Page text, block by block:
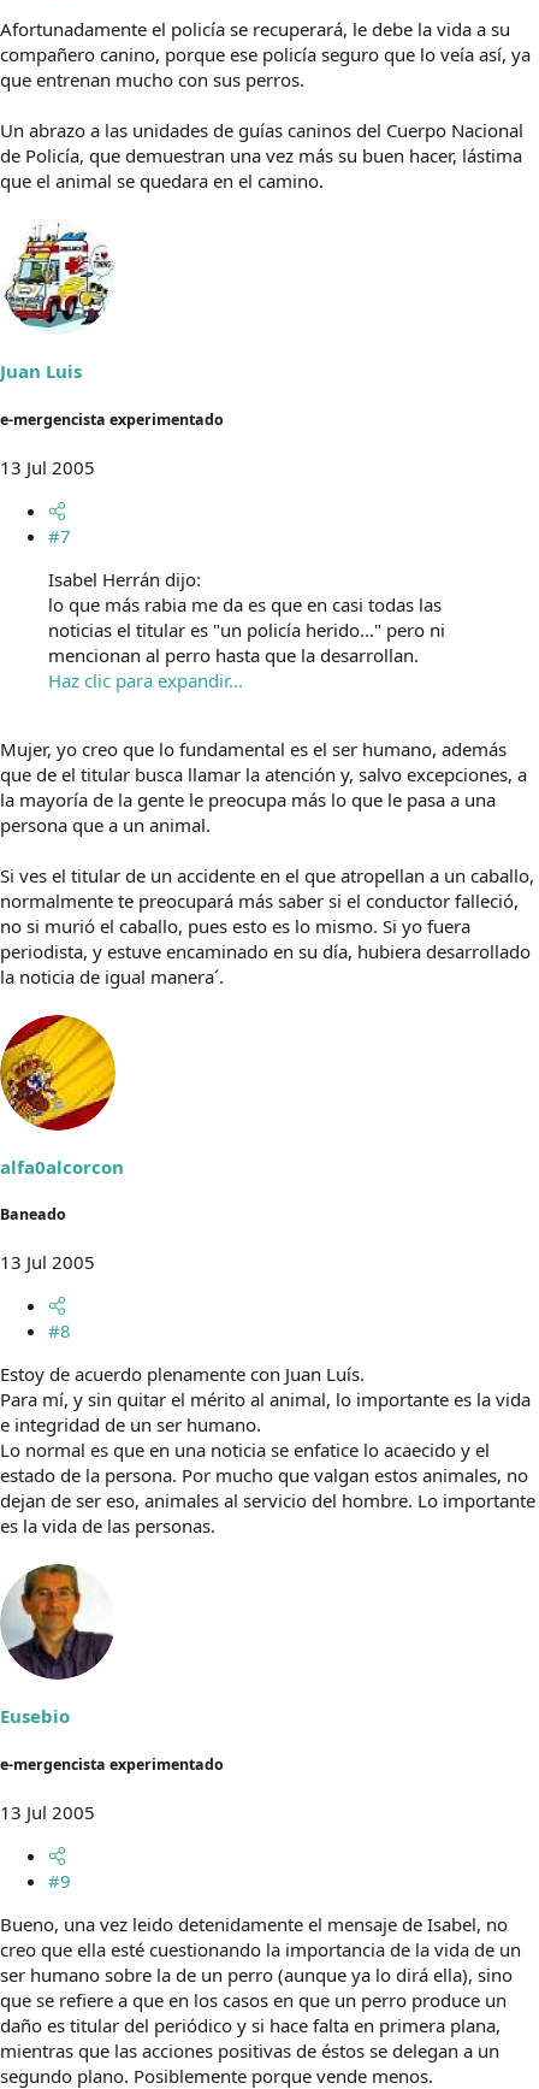
Afortunadamente el policía se recuperará, le debe la vida a su
compañero canino, porque ese policía seguro que lo veía así, ya
que entrenan mucho con sus perros.
Un abrazo a las unidades de guías caninos del Cuerpo Nacional
de Policía, que demuestran una vez más su buen hacer, lástima
que el animal se quedara en el camino.
Juan Luis
e-mergencista experimentado
13 Jul 2005
#7
Isabel Herrán dijo:
lo que más rabia me da es que en casi todas las
noticias el titular es "un policía herido..." pero ni
mencionan al perro hasta que la desarrollan.
Haz clic para expandir...
Mujer, yo creo que lo fundamental es el ser humano, además
que de el titular busca llamar la atención y, salvo excepciones, a
la mayoría de la gente le preocupa más lo que le pasa a una
persona que a un animal.
Si ves el titular de un accidente en el que atropellan a un caballo,
normalmente te preocupará más saber si el conductor falleció,
no si murió el caballo, pues esto es lo mismo. Si yo fuera
periodista, y estuve encaminado en su día, hubiera desarrollado
la noticia de igual manera´.
alfa0alcorcon
Baneado
13 Jul 2005
#8
Estoy de acuerdo plenamente con Juan Luís.
Para mí, y sin quitar el mérito al animal, lo importante es la vida
e integridad de un ser humano.
Lo normal es que en una noticia se enfatice lo acaecido y el
estado de la persona. Por mucho que valgan estos animales, no
dejan de ser eso, animales al servicio del hombre. Lo importante
es la vida de las personas.
Eusebio
e-mergencista experimentado
13 Jul 2005
#9
Bueno, una vez leido detenidamente el mensaje de Isabel, no
creo que ella esté cuestionando la importancia de la vida de un
ser humano sobre la de un perro (aunque ya lo dirá ella), sino
que se refiere a que en los casos en que un perro produce un
daño es titular del periódico y si hace falta en primera plana,
mientras que las acciones positivas de éstos se delegan a un
segundo plano. Posiblemente porque vende menos.